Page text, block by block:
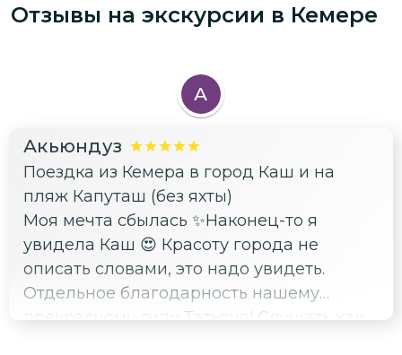
Отзывы на экскурсии в Кемере
А
Акьюндуз
Поездка из Кемера в город Каш и на
пляж Капуташ (без яхты)
Моя мечта сбылась ✨Наконец-то я
увидела Каш 😍 Красоту города не
описать словами, это надо увидеть.
Отдельное благодарность нашему
прекрасному гиду Татьяне! Слушать как